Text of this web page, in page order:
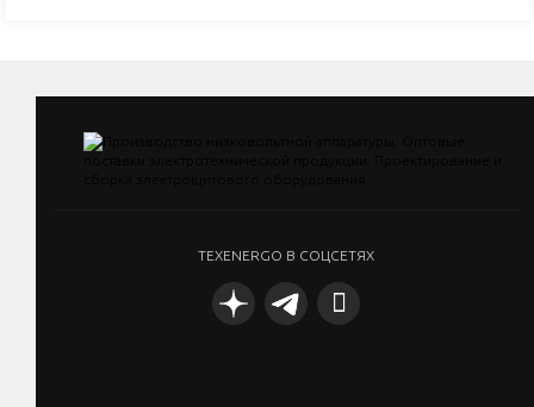
TEXENERGO В СОЦСЕТЯХ